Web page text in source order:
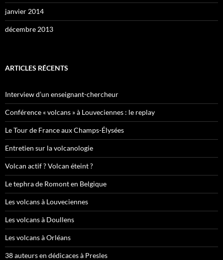
janvier 2014
décembre 2013
ARTICLES RÉCENTS
Interview d’un enseignant-chercheur
Conférence « volcans » à Louveciennes : le replay
Le Tour de France aux Champs-Élysées
Entretien sur la volcanologie
Volcan actif ? Volcan éteint ?
Le tephra de Romont en Belgique
Les volcans à Louveciennes
Les volcans à Doullens
Les volcans à Orléans
38 auteurs en dédicaces à Presles